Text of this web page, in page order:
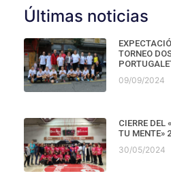
Últimas noticias
TORNEO
09/09/2024
CIERRE DEL
TU MENTE»
30/05/2024